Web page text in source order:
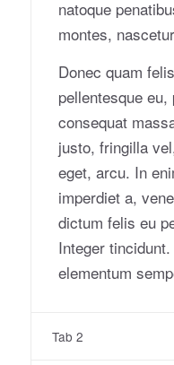
natoque
montes,
Donec quam
pellentesque
consequat
justo, fringilla
eget, arcu. In
imperdiet a,
dictum felis eu
Integer
elementum
Tab 2